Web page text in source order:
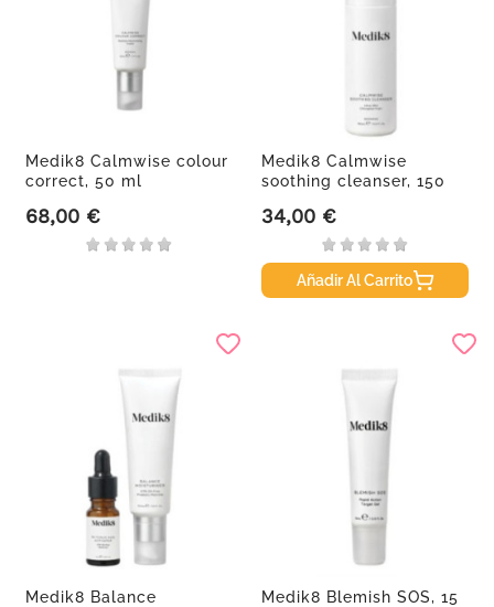
Medik8 Calmwise colour
correct, 50 ml
Precio
68,00 €
Medik8 Calmwise
soothing cleanser, 150
Precio
34,00 €
Añadir Al Carrito
Medik8 Balance
Medik8 Blemish SOS, 15